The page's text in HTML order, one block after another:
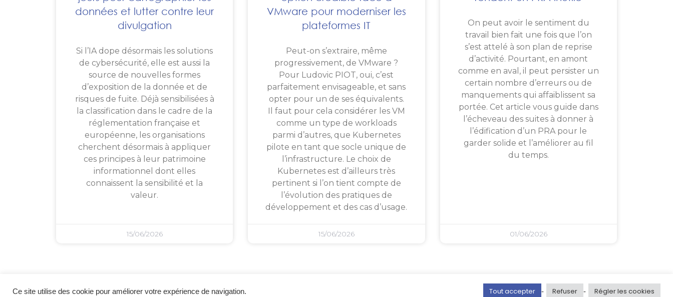
données et lutter contre leur
divulgation
Si l’IA dope désormais les solutions
de cybersécurité, elle est aussi la
source de nouvelles formes
d’exposition de la donnée et de
risques de fuite. Déjà sensibilisées à
la classification dans le cadre de la
réglementation française et
européenne, les organisations
cherchent désormais à appliquer
ces principes à leur patrimoine
informationnel dont elles
connaissent la sensibilité et la
valeur.
15/06/2026
VMware pour moderniser les
plateformes IT
Peut-on s’extraire, même
progressivement, de VMware ?
Pour Ludovic PIOT, oui, c’est
parfaitement envisageable, et sans
opter pour un de ses équivalents.
Il faut pour cela considérer les VM
comme un type de workloads
parmi d’autres, que Kubernetes
pilote en tant que socle unique de
l’infrastructure. Le choix de
Kubernetes est d’ailleurs très
pertinent si l’on tient compte de
l’évolution des pratiques de
développement et des cas d’usage.
15/06/2026
On peut avoir le sentiment du
travail bien fait une fois que l’on
s’est attelé à son plan de reprise
d’activité. Pourtant, en amont
comme en aval, il peut persister un
certain nombre d’erreurs ou de
manquements qui affaiblissent sa
portée. Cet article vous guide dans
l’écheveau des suites à donner à
l’édification d’un PRA pour le
garder solide et l’améliorer au fil
du temps.
01/06/2026
Ce site utilise des cookie pour améliorer votre expérience de navigation. Tout accepter - Refuser - Régler les cookies